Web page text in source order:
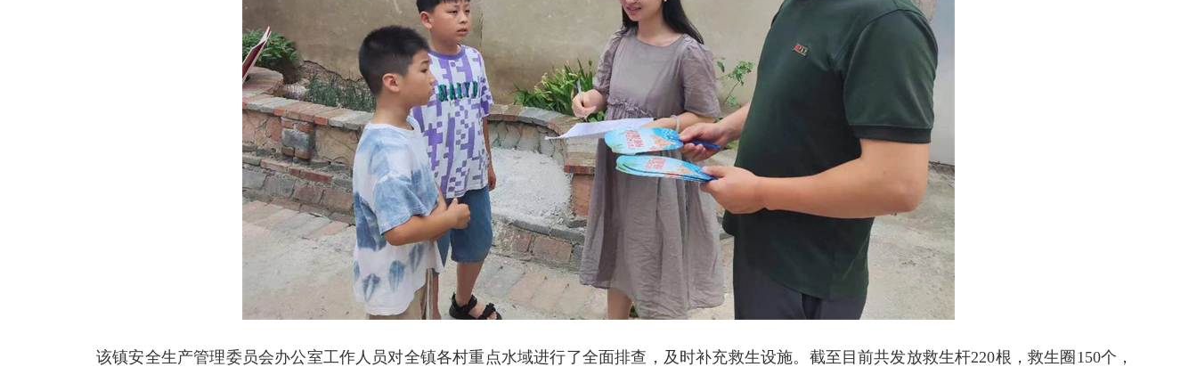
该镇安全生产管理委员会办公室工作人员对全镇各村重点水域进行了全面排查，及时补充救生设施。截至目前共发放救生杆220根，救生圈150个，